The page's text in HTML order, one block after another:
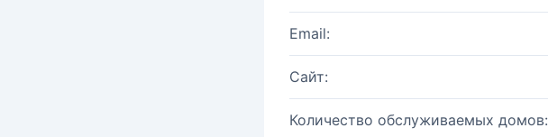
Email:
Сайт:
Количество обслуживаемых домов: